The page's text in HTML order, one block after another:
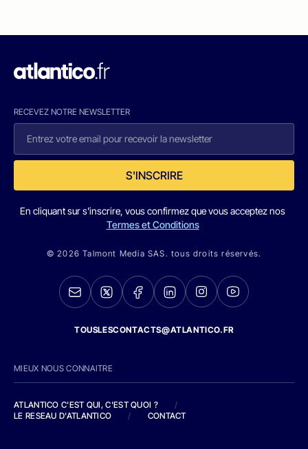
RECEVEZ NOTRE NEWSLETTER
S'INSCRIRE
En cliquant sur s'inscrire, vous confirmez que vous acceptez nos
Termes et Conditions
© 2026 Talmont Media SAS. tous droits réservés.
TOUSLESCONTACTS@ATLANTICO.FR
MIEUX NOUS CONNAITRE
ATLANTICO C'EST QUI, C'EST QUOI ?
/
LE RESEAU D'ATLANTICO
/ CONTACT